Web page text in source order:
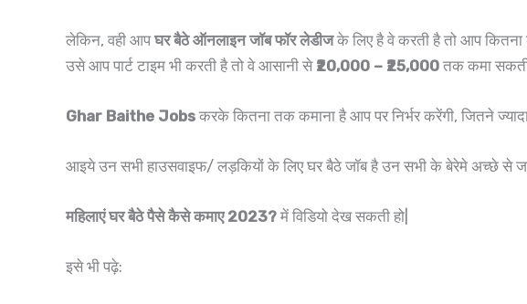
लेकिन, वही आपघर बैठे ऑनलाइन जॉब फॉर लेडीजके लिए है वे करती है तो आप कितना
उसे आप पार्ट टाइम भी करती है तो वे आसानी से ₹20,000 – ₹25,000 तक कमा सकती
Ghar Baithe Jobs करके कितना तक कमाना है आप पर निर्भर करेंगी, जितने
आइये उन सभी हाउसवाइफ/ लड़कियों के लिए घर बैठे जॉब है उन सभी के बेरेमे अच्छे से
महिलाएंघर बैठेपैसे कैसे कमाए2023? में विडियो देख सकती हो|
इसे भी पढ़े: